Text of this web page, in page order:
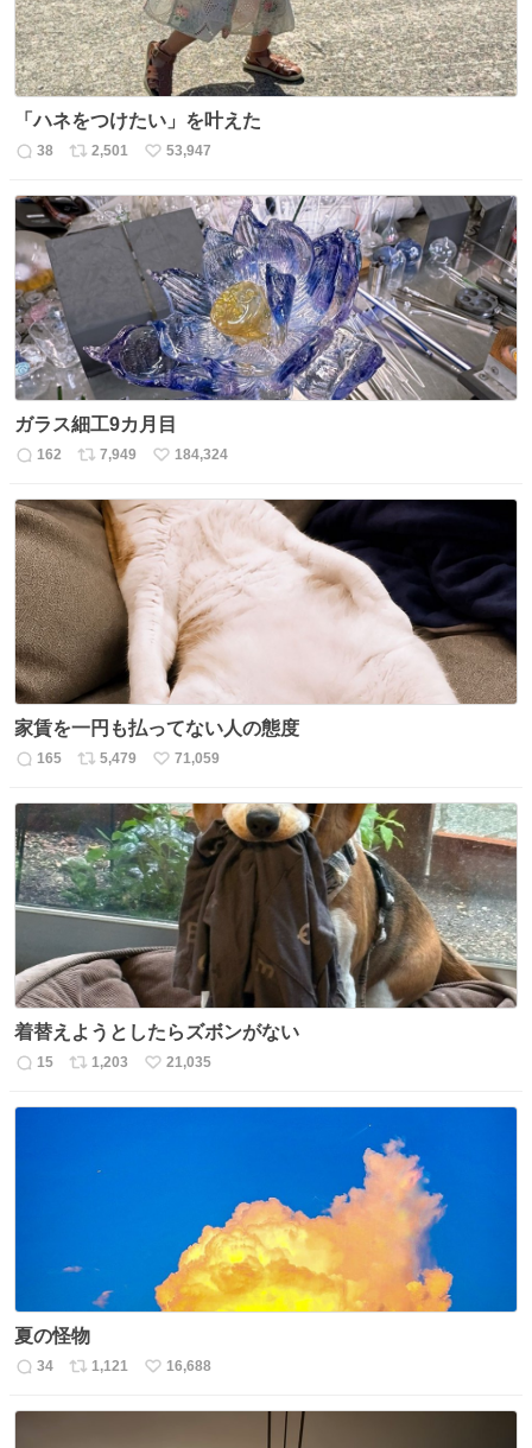
「ハネをつけたい」を叶えた
返
数
38
リ
ス
ト
2,501
い
ね
53,947
ガラス細工9カ月目
返
数
162
リ
ス
ト
数
7,949
い
ね
数
184,324
家賃を一円も払ってない人の態度
返
165
リ
ト
数
5,479
い
ね
数
71,059
着替えようとしたらズボンがない
返
15
リ
1,203
い
21,035
夏の怪物
返
34
リ
1,121
い
16,688